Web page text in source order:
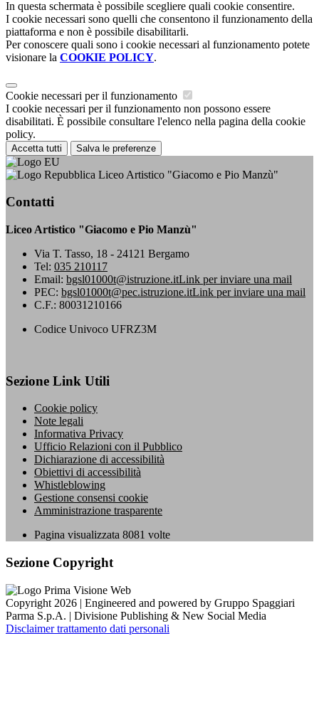
In questa schermata è possibile scegliere quali cookie consentire.
I cookie necessari sono quelli che consentono il funzionamento della
piattaforma e non è possibile disabilitarli.
Per conoscere quali sono i cookie necessari al funzionamento potete
visionare la COOKIE POLICY.
Cookie necessari per il funzionamento
I cookie necessari per il funzionamento non possono essere
disabilitati. È possibile consultare l'elenco nella pagina della cookie
policy.
Accetta tutti Salva le preferenze
Liceo Artistico "Giacomo e Pio Manzù"
Contatti
Liceo Artistico "Giacomo e Pio Manzù"
Via T. Tasso, 18 - 24121 Bergamo
Tel: 035 210117
Email: bgsl01000t@istruzione.itLink per inviare una mail
PEC: bgsl01000t@pec.istruzione.itLink per inviare una mail
C.F.: 80031210166
Codice Univoco UFRZ3M
Sezione Link Utili
Cookie policy
Note legali
Informativa Privacy
Ufficio Relazioni con il Pubblico
Dichiarazione di accessibilità
Obiettivi di accessibilità
Whistleblowing
Gestione consensi cookie
Amministrazione trasparente
Pagina visualizzata 8081 volte
Sezione Copyright
Copyright 2026 | Engineered and powered by Gruppo Spaggiari
Parma S.p.A. | Divisione Publishing & New Social Media
Disclaimer trattamento dati personali